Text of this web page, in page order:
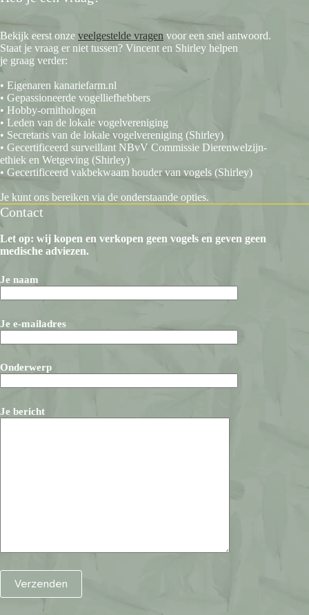
Bekijk eerst onze veelgestelde vragen voor een snel antwoord.
Staat je vraag er niet tussen? Vincent en Shirley helpen
je graag verder:
• Eigenaren kanariefarm.nl
• Gepassioneerde vogelliefhebbers
• Hobby-ornithologen
• Leden van de lokale vogelvereniging
• Secretaris van de lokale vogelvereniging (Shirley)
• Gecertificeerd surveillant NBvV Commissie Dierenwelzijn-
ethiek en Wetgeving (Shirley)
• Gecertificeerd vakbekwaam houder van vogels (Shirley)
Je kunt ons bereiken via de onderstaande opties.
Contact
Let op: wij kopen en verkopen geen vogels en geven geen
medische adviezen.
Je naam
Je e-mailadres
Onderwerp
Je bericht